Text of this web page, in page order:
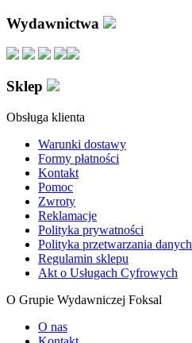
Wydawnictwa
Sklep
Obsługa klienta
Warunki dostawy
Formy płatności
Kontakt
Pomoc
Zwroty
Reklamacje
Polityka prywatności
Polityka przetwarzania danych
Regulamin sklepu
Akt o Usługach Cyfrowych
O Grupie Wydawniczej Foksal
O nas